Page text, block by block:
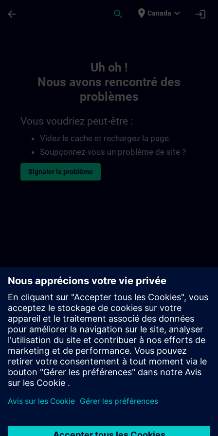
arrow_back search place Canada expand_more login
Uh oh !
Nous avons rencontré des
problèmes
Vous voudriez peut-être :
Videz le cache et rechargez la page.
Soupçonnez-vous un problème de site ?
Signaler le problème